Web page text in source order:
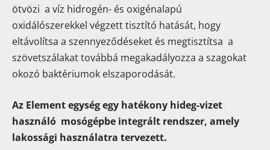
ötvözi a víz hidrogén- és oxigénalapú
oxidálószerekkel végzett tisztító hatását, hogy
eltávolítsa a szennyeződéseket és megtisztítsa a
szövetszálakat továbbá megakadályozza a szagokat
okozó baktériumok elszaporodását.
Az Element egység egy hatékony hideg-vizet
használó mosógépbe integrált rendszer, amely
lakossági használatra tervezett.